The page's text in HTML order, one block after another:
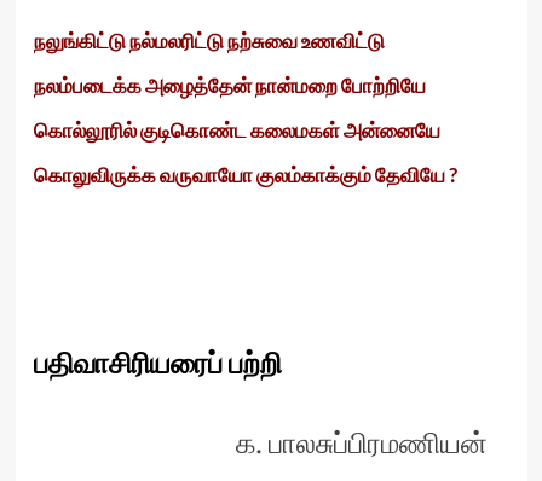
நலுங்கிட்டு நல்மலரிட்டு நற்சுவை உணவிட்டு
நலம்படைக்க அழைத்தேன் நான்மறை போற்றியே
கொல்லூரில் குடிகொண்ட கலைமகள் அன்னையே
கொலுவிருக்க வருவாயோ குலம்காக்கும் தேவியே ?
பதிவாசிரியரைப் பற்றி
க. பாலசுப்பிரமணியன்